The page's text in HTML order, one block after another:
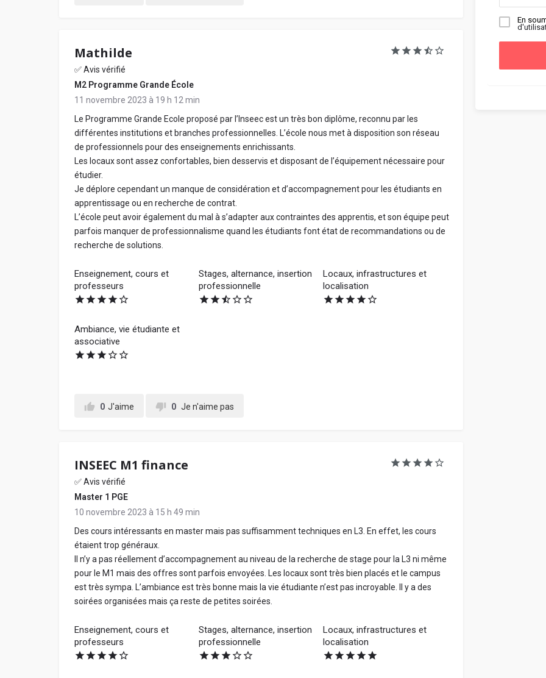
Mathilde
✅ Avis vérifié
M2 Programme Grande École
11 novembre 2023 à 19 h 12 min
Le Programme Grande Ecole proposé par l’Inseec est un très bon diplôme, reconnu par les
différentes institutions et branches professionnelles. L’école nous met à disposition son réseau
de professionnels pour des enseignements enrichissants.
Les locaux sont assez confortables, bien desservis et disposant de l’équipement nécessaire pour
étudier.
Je déplore cependant un manque de considération et d’accompagnement pour les étudiants en
apprentissage ou en recherche de contrat.
L’école peut avoir également du mal à s’adapter aux contraintes des apprentis, et son équipe peut
parfois manquer de professionnalisme quand les étudiants font état de recommandations ou de
recherche de solutions.
Enseignement, cours et
professeurs
Stages, alternance, insertion
professionnelle
Locaux, infrastructures et
localisation
Ambiance, vie étudiante et
associative
0 J'aime 0 Je n'aime pas
INSEEC M1 finance
✅ Avis vérifié
Master 1 PGE
10 novembre 2023 à 15 h 49 min
Des cours intéressants en master mais pas suffisamment techniques en L3. En effet, les cours
étaient trop généraux.
Il n’y a pas réellement d’accompagnement au niveau de la recherche de stage pour la L3 ni même
pour le M1 mais des offres sont parfois envoyées. Les locaux sont très bien placés et le campus
est très sympa. L’ambiance est très bonne mais la vie étudiante n’est pas incroyable. Il y a des
soirées organisées mais ça reste de petites soirées.
Enseignement, cours et
professeurs
Stages, alternance, insertion
professionnelle
Locaux, infrastructures et
localisation
En